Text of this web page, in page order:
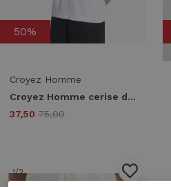
50%
Croyez Homme
Croyez Homme cerise d'amour t-shirt crb30026085 Print T-shirts 40001 white
37,50 75,00
1/2